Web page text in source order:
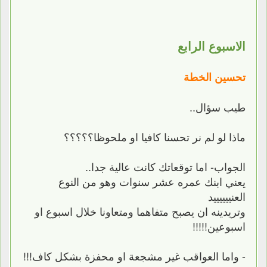
الاسبوع الرابع
تحسين الخطة
طيب سؤال..
ماذا لو لم نر تحسنا كافيا او ملحوظا؟؟؟؟؟
الجواب- اما توقعاتك كانت عالية جدا..
يعني ابنك عمره عشر سنوات وهو من النوع
العنييييييد
وتريدينه ان يصبح متفاهما ومتعاونا خلال اسبوع او
اسبوعين!!!!!
- واما العواقب غير مشجعة او محفزة بشكل كاف!!!